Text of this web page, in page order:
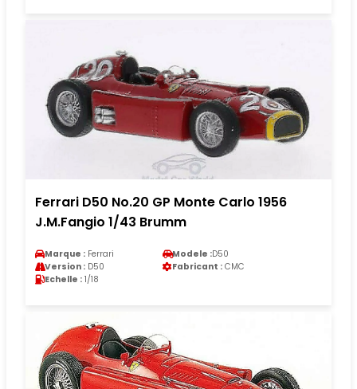
Ferrari D50 No.20 GP Monte Carlo 1956
J.M.Fangio 1/43 Brumm
Marque : Ferrari Modele :D50
Version : D50 Fabricant : CMC
Echelle : 1/18